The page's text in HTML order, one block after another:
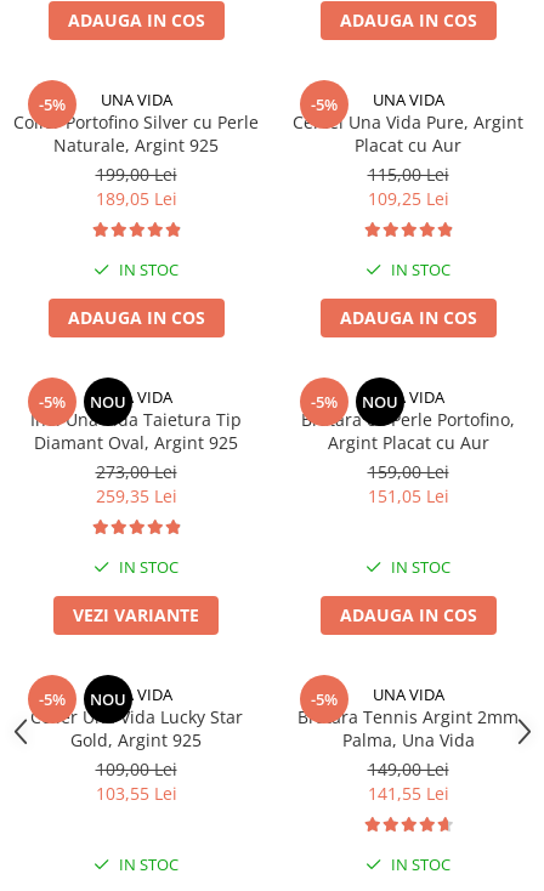
ADAUGA IN COS ADAUGA IN COS
-5% UNA VIDA
Colier Portofino Silver cu Perle
Naturale, Argint 925
199,00 Lei
189,05 Lei
IN STOC
ADAUGA IN COS
-5% UNA VIDA
Cercei Una Vida Pure, Argint
Placat cu Aur
115,00 Lei
109,25 Lei
IN STOC
ADAUGA IN COS
-5% NOU
UNA VIDA
Inel Una Vida Taietura Tip
Diamant Oval, Argint 925
273,00 Lei
259,35 Lei
IN STOC
VEZI VARIANTE
-5% NOU
UNA VIDA
Bratara cu Perle Portofino,
Argint Placat cu Aur
159,00 Lei
151,05 Lei
IN STOC
ADAUGA IN COS
-5% NOU
UNA VIDA
Colier Una Vida Lucky Star
Gold, Argint 925
109,00 Lei
103,55 Lei
IN STOC
-5% UNA VIDA
Bratara Tennis Argint 2mm
Palma, Una Vida
149,00 Lei
141,55 Lei
IN STOC